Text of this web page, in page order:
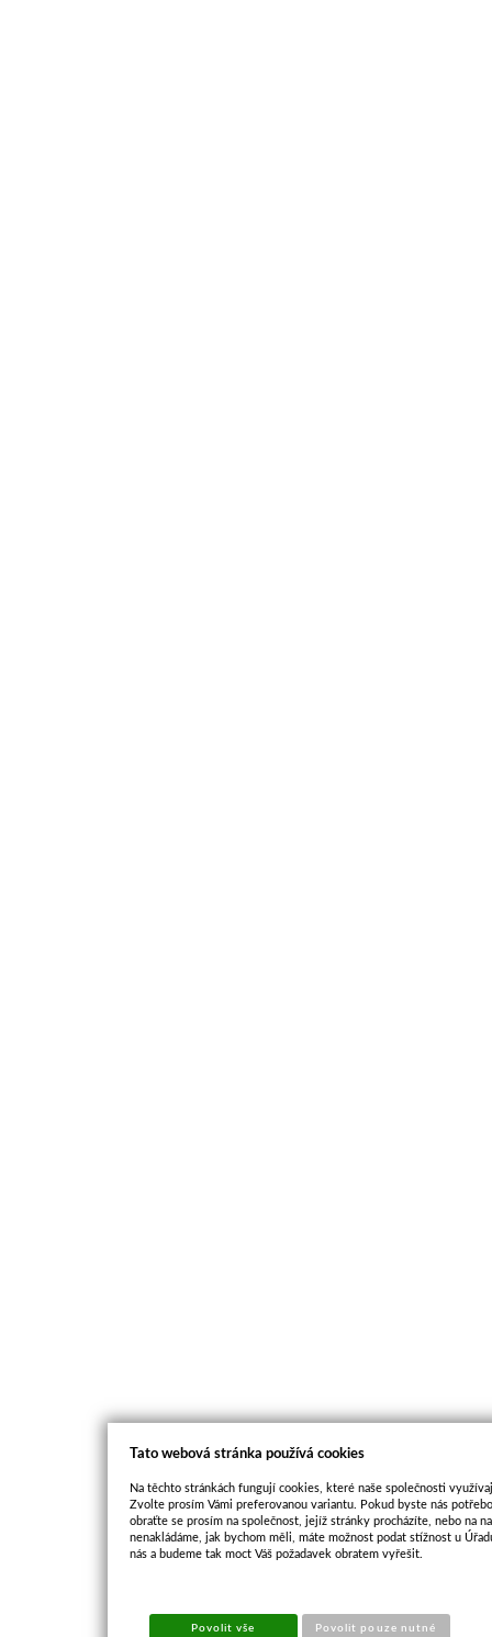
Tato webová stránka používá cookies
Na těchto stránkách fungují cookies, které naše společnosti
Zvolte prosím Vámi preferovanou variantu. Pokud byste nás
obraťte se prosím na společnost, jejíž stránky procházíte, nebo na
nenakládáme, jak bychom měli, máte možnost podat stížnost u
nás a budeme tak moct Váš požadavek obratem vyřešit.
Povolit vše Povolit pouze nutné